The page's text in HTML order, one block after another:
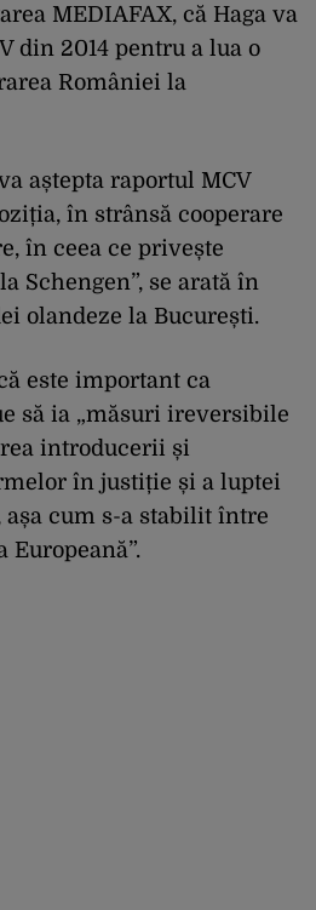
MEDIAFAX, că Haga va
din 2014 pentru a lua o
României la
aștepta raportul MCV
în strânsă cooperare
în ceea ce privește
Schengen”, se arată în
olandeze la București.
este important ca
să ia „măsuri ireversibile
introducerii și
în justiție și a luptei
cum s-a stabilit între
Europeană”.